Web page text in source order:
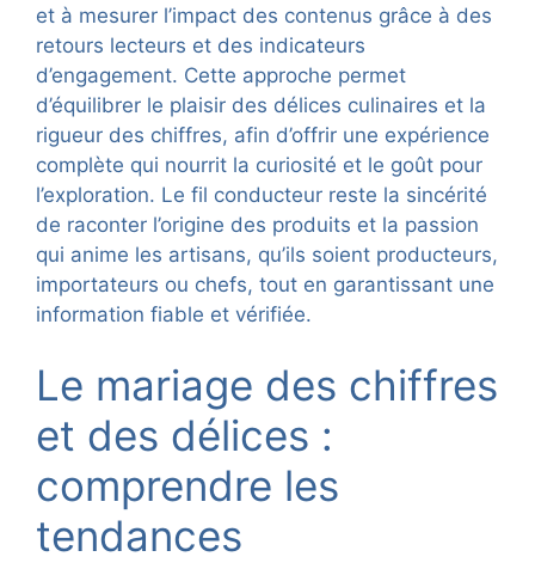
et à mesurer l’impact des contenus grâce à des
retours lecteurs et des indicateurs
d’engagement. Cette approche permet
d’équilibrer le plaisir des délices culinaires et la
rigueur des chiffres, afin d’offrir une expérience
complète qui nourrit la curiosité et le goût pour
l’exploration. Le fil conducteur reste la sincérité
de raconter l’origine des produits et la passion
qui anime les artisans, qu’ils soient producteurs,
importateurs ou chefs, tout en garantissant une
information fiable et vérifiée.
Le mariage des chiffres
et des délices :
comprendre les
tendances